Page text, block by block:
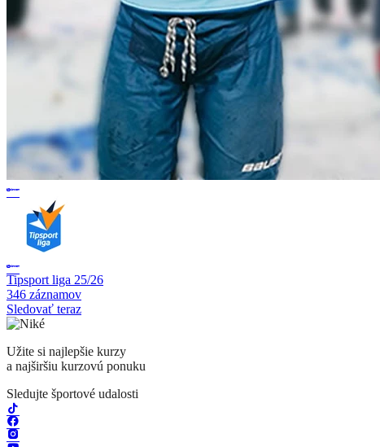
Tipsport liga 25/26
346 záznamov
Sledovať teraz
Užite si najlepšie kurzy
a najširšiu kurzovú ponuku
Sledujte športové udalosti